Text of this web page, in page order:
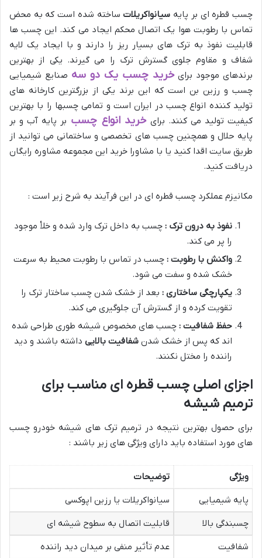
چسب قطره ای بر پایه سیانواکریلات ساخته شده است که به محض
تماس با رطوبت هوا یک اتصال محکم ایجاد می کند. این چسب ها
قابلیت نفوذ به ترک های بسیار ریز را دارند و با ایجاد یک لایه
شفاف و مقاوم جلوی گسترش ترک را می گیرند. یکی از بهترین
برندهای موجود برایخرید چسب یک دو سه صنایع شیمیایی
چسب و رزین بن است که این برند یکی از بزرگترین کارخانه های
تولید کننده انواع چسب در ایران است و تمامی چسبها را با بهترین
کیفیت تولید می کنند. برای خرید انواع چسب بر پایه آب و بر
پایه حلال و همچنین چسب های تخصصی و ساختمانی می توانید از
طریق سایت اقدا کنید یا با مشاورا خرید این مجموعه مشاوره رایگان
دریافت کنید.
مکانیزم عملکرد چسب قطره ای در این فرآیند به شرح زیر است :
نفوذ به درون ترک : چسب به داخل ترک وارد شده و خلأ موجود
را پر می کند.
واکنش با رطوبت : چسب در تماس با رطوبت محیط به سرعت
خشک شده و سفت می شود.
یکپارچگی ساختاری : بعد از خشک شدن چسب ساختار ترک را
تقویت کرده و از گسترش آن جلوگیری می کند.
حفظ شفافیت : چسب های مخصوص شیشه طوری طراحی شده
اند که پس از خشک شدن شفافیت بالایی داشته باشند و دید
راننده را مختل نکنند.
اجزای اصلی چسب قطره ای مناسب برای
ترمیم شیشه
برای حصول بهترین نتیجه در ترمیم ترک های شیشه خودرو چسب
های مورد استفاده باید دارای ویژگی های زیر باشند :
ویژگی
توضیحات
پایه شیمیایی
سیانواکریلات یا رزین اپوکسی
چسبندگی بالا
قابلیت اتصال به سطوح شیشه ای
شفافیت
عدم تأثیر منفی بر میدان دید راننده